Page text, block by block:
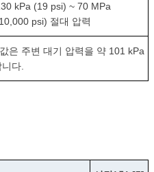
kPa (19 psi) ~ 70 MPa
psi) 절대 압력
은 주변 대기 압력을 약 101 kPa
다.